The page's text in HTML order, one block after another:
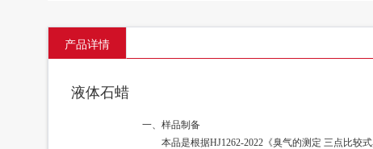
产品详情
液体石蜡
一、样品制备
本品是根据HJ1262-2022《臭气的测定 三点比较